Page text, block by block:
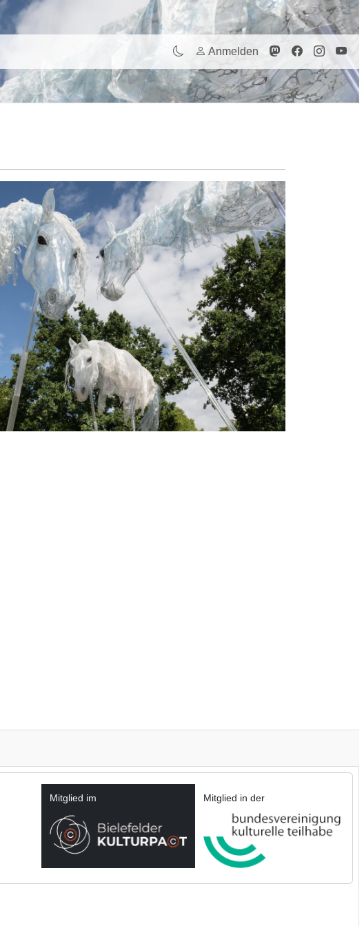
Anmelden
Mitglied im Mitglied in der